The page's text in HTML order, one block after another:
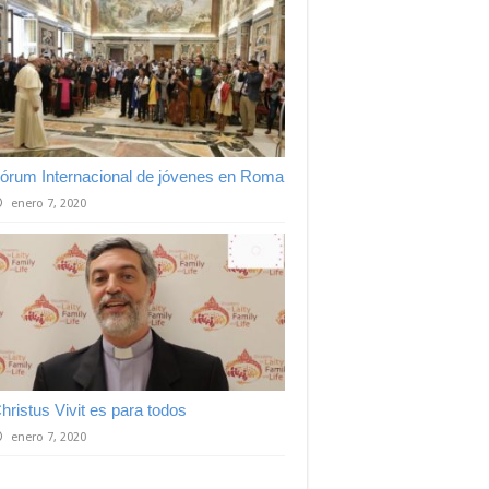
Internacional de jóvenes en Roma
enero 7, 2020
Vivit es para todos
enero 7, 2020